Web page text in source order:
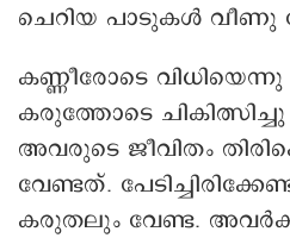
ചെറിയ പാടുകൾ വീണു
കണ്ണീരോടെ
കരുത്തോടെ ചികിത്സിച്ചു
അവരുടെ ജീവിതം
വേണ്ടത്.
കരുതലും വേണ്ട.